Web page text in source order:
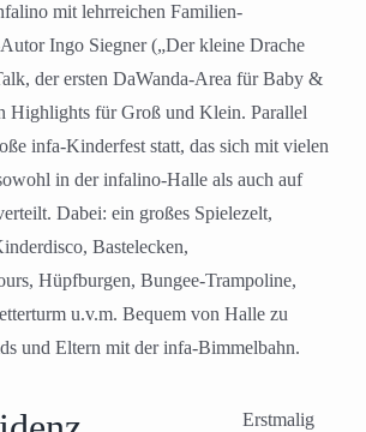
mit lehrreichen Familien-
Ingo Siegner („Der kleine Drache
der ersten DaWanda-Area für Baby &
Highlights für Groß und Klein. Parallel
infa-Kinderfest statt, das sich mit vielen
in der infalino-Halle als auch auf
Dabei: ein großes Spielezelt,
Bastelecken,
Hüpfburgen, Bungee-Trampoline,
u.v.m. Bequem von Halle zu
und Eltern mit der infa-Bimmelbahn.
Erstmalig